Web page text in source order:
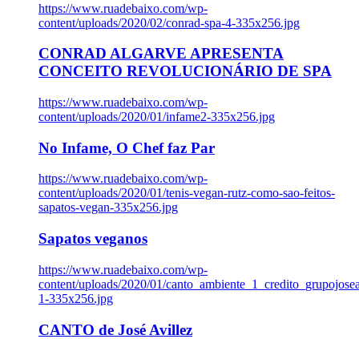
https://www.ruadebaixo.com/wp-
content/uploads/2020/02/conrad-spa-4-335x256.jpg
CONRAD ALGARVE APRESENTA
CONCEITO REVOLUCIONÁRIO DE SPA
https://www.ruadebaixo.com/wp-
content/uploads/2020/01/infame2-335x256.jpg
No Infame, O Chef faz Par
https://www.ruadebaixo.com/wp-
content/uploads/2020/01/tenis-vegan-rutz-como-sao-feitos-
sapatos-vegan-335x256.jpg
Sapatos veganos
https://www.ruadebaixo.com/wp-
content/uploads/2020/01/
1-335x256.jpg
CANTO de José Avillez